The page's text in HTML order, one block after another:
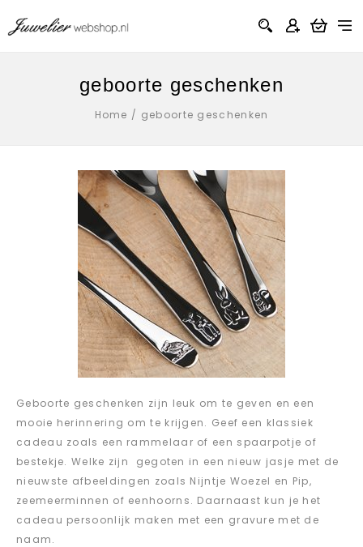
geboorte geschenken
Home / geboorte geschenken
Geboorte geschenken zijn leuk om te geven en een
mooie herinnering om te krijgen. Geef een klassiek
cadeau zoals een rammelaar of een spaarpotje of
bestekje. Welke zijn gegoten in een nieuw jasje met de
nieuwste afbeeldingen zoals Nijntje Woezel en Pip,
zeemeerminnen of eenhoorns. Daarnaast kun je het
cadeau persoonlijk maken met een gravure met de
naam.